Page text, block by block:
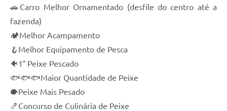
🚗Carro Melhor Ornamentado (desfile do centro até a
fazenda)
🏕Melhor Acampamento
🪝Melhor Equipamento de Pesca
🐠1° Peixe Pescado
🐟🐟🐟Maior Quantidade de Peixe
🐡Peixe Mais Pesado
🍤Concurso de Culinária de Peixe